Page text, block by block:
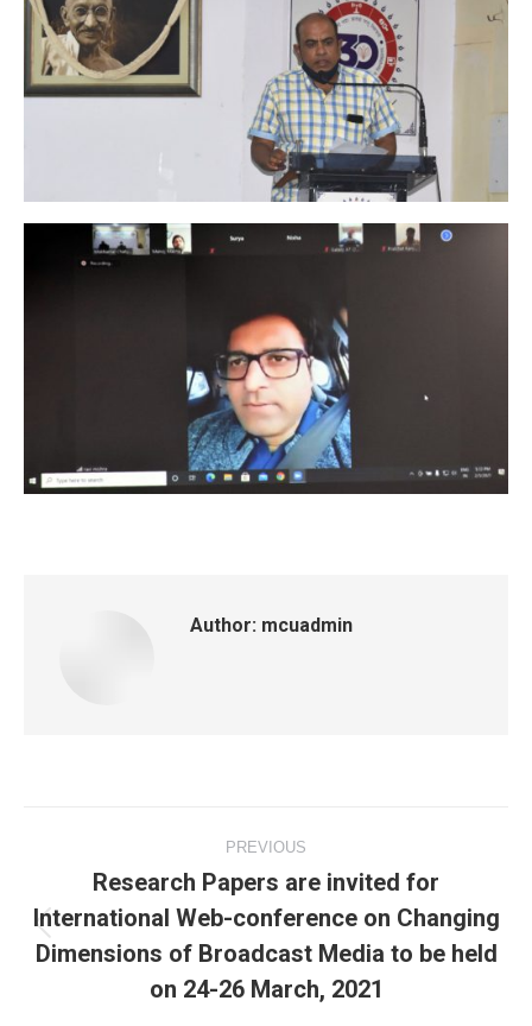
Author: mcuadmin
navigation
PREVIOUS
post:
Research Papers are invited for
International Web-conference on Changing
Dimensions of Broadcast Media to be held
on 24-26 March, 2021